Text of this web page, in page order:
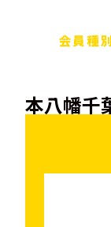
会員種
本八幡千